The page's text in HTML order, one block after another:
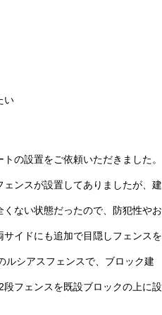
い
設置をご依頼いただきました。
ンスが設置してありましたが、建
ない状態だったので、防犯性やお
イドにも追加で目隠しフェンスを
ルシアスフェンスで、ブロック建
フェンスを既設ブロックの上に設